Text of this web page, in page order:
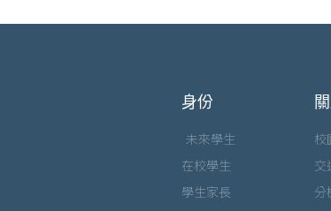
身份
未來學生
在校學生
學生家長
校
交
分